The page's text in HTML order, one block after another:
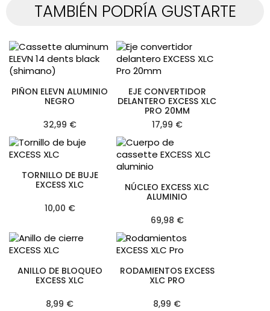
TAMBIÉN PODRÍA GUSTARTE
PIÑON ELEVN ALUMINIO
NEGRO
32,99 €
EJE CONVERTIDOR
DELANTERO EXCESS XLC
PRO 20MM
17,99 €
TORNILLO DE BUJE
EXCESS XLC
10,00 €
NÚCLEO EXCESS XLC
ALUMINIO
69,98 €
ANILLO DE BLOQUEO
EXCESS XLC
8,99 €
RODAMIENTOS EXCESS
XLC PRO
8,99 €